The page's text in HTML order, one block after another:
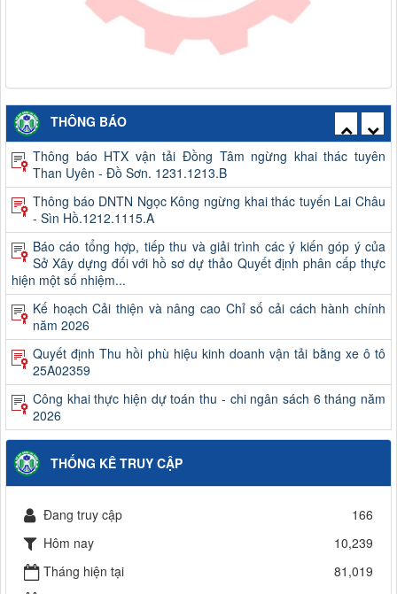
THÔNG BÁO
Thông báo HTX vận tải Đồng Tâm ngừng khai thác tuyên
Than Uyên - Đồ Sơn. 1231.1213.B
Thông báo DNTN Ngọc Kông ngừng khai thác tuyến Lai Châu
- Sìn Hồ.1212.1115.A
Báo cáo tổng hợp, tiếp thu và giải trình các ý kiến góp ý của
Sở Xây dựng đối với hồ sơ dự thảo Quyết định phân cấp thực
hiện một số nhiệm...
Kế hoạch Cải thiện và nâng cao Chỉ số cải cách hành chính
năm 2026
Quyết định Thu hồi phù hiệu kinh doanh vận tải bằng xe ô tô
25A02359
Công khai thực hiện dự toán thu - chi ngân sách 6 tháng năm
2026
Quyết định kết quả kỳ xét thăng hạng và danh sách viên chức
trúng tuyển kỳ xét thăng hạng chức danh nghề nghiệp viên
chức của Ban QLDA và...
Công khai quyết toán ngân sách năm 2025 (Không bao gồm
chi sự nghiệp giao thông)
trúng tuyển kỳ xét thăng hạng chức danh nghề nghiệp viên
chức của Trung tâm Giám...
Thông báo về việc đơn vị kinh doanh vận tải ngừng khai thác
tuyến vận tải hành khách cố định liên tỉnh
THỐNG KÊ TRUY CẬP
Đang truy cập
166
Hôm nay
10,239
Tháng hiện tại
81,019